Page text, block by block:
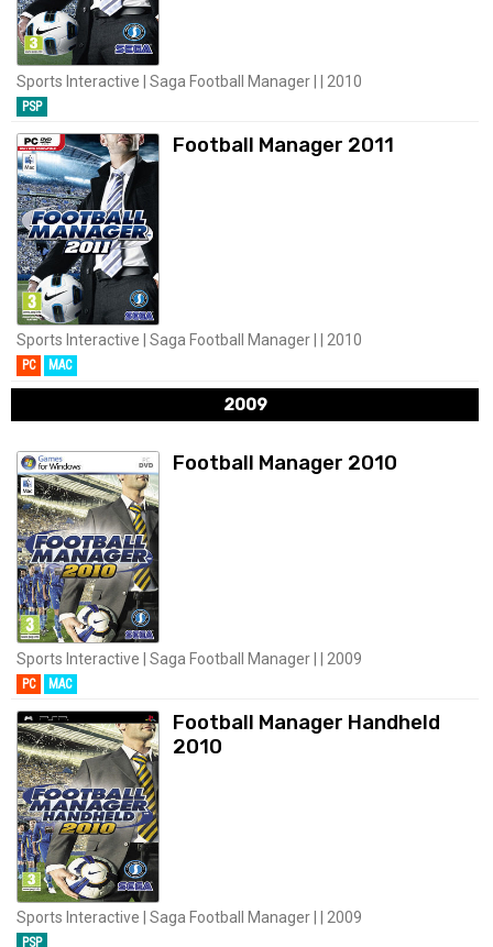
Sports Interactive | Saga Football Manager | | 2010
PSP
Football Manager 2011
Sports Interactive | Saga Football Manager | | 2010
PC MAC
2009
Football Manager 2010
Sports Interactive | Saga Football Manager | | 2009
PC MAC
Football Manager Handheld
2010
Sports Interactive | Saga Football Manager | | 2009
PSP